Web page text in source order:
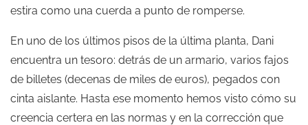
estira como una cuerda a punto de romperse.
En uno de los últimos pisos de la última planta, Dani
encuentra un tesoro: detrás de un armario, varios fajos
de billetes (decenas de miles de euros), pegados con
cinta aislante. Hasta ese momento hemos visto cómo su
creencia certera en las normas y en la corrección que